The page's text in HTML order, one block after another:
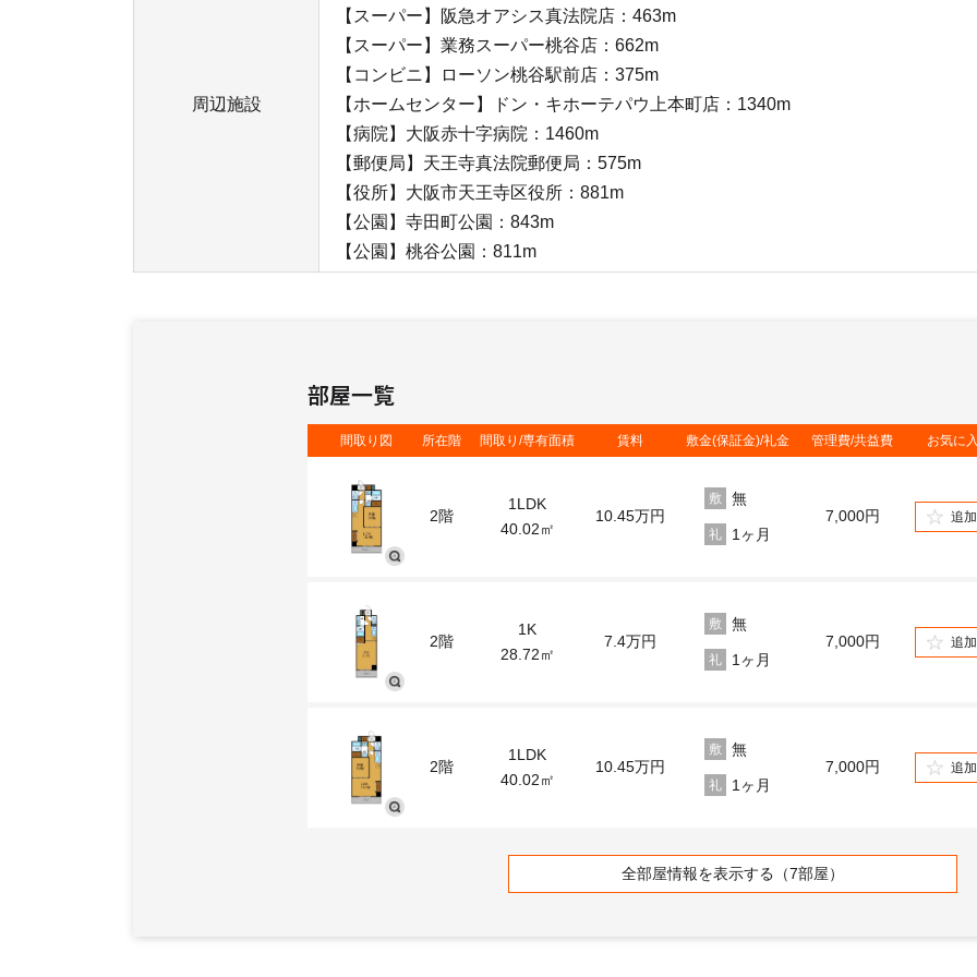
周辺施設
【スーパー】阪急オアシス真法院店：463m
【スーパー】業務スーパー桃谷店：662m
【コンビニ】ローソン桃谷駅前店：375m
【ホームセンター】ドン・キホーテパウ上本町店：1340m
【病院】大阪赤十字病院：1460m
【郵便局】天王寺真法院郵便局：575m
【役所】大阪市天王寺区役所：881m
【公園】寺田町公園：843m
【公園】桃谷公園：811m
部屋一覧
間取り図 所在階 間取り/専有面積 賃料 敷金(保証金)/礼金 管理費/共益費 お気に
2階
1LDK
40.02㎡
10.45万円
敷 無
礼 1ヶ月
7,000円 追加
2階
1K
28.72㎡
7.4万円
敷 無
礼 1ヶ月
7,000円 追加
2階
1LDK
40.02㎡
10.45万円
敷 無
礼 1ヶ月
7,000円 追加
8.8万円
敷 無
7,000円 追加
全部屋情報を表示する（7部屋）